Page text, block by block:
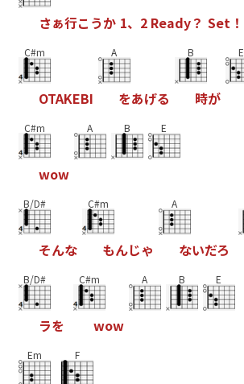
さぁ行こ うか 1、 2 Ready？ Set！
C#m
OTAKEBI
A
をあげる
B
時が
E
C#m
wow
A B E
B/D#
そんな
C#m
もんじゃ
A
ないだろ
B/D#
ラを
C#m
wow
A B E
Em F